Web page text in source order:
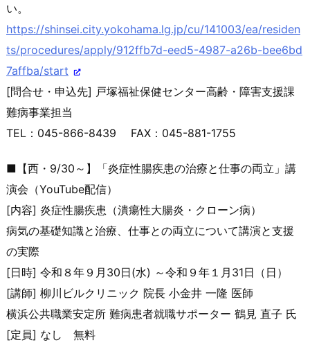
い。
https://shinsei.city.yokohama.lg.jp/cu/141003/ea/residen
ts/procedures/apply/912ffb7d-eed5-4987-a26b-bee6bd
7affba/start
[問合せ・申込先] 戸塚福祉保健センター高齢・障害支援課
難病事業担当
TEL：045-866-8439 FAX：045-881-1755
■【西・9/30～】「炎症性腸疾患の治療と仕事の両立」講
演会 （YouTube配信）
[内容] 炎症性腸疾患（潰瘍性大腸炎・クローン病）
病気の基礎知識と治療、仕事との両立について講演と支援
の実際
[日時] 令和８年９月30日(水) ～令和９年１月31日（日）
[講師] 柳川ビルクリニック 院長 小金井 一隆 医師
横浜公共職業安定所 難病患者就職サポーター 鶴見 直子 氏
[定員] なし 無料